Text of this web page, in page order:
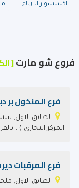
اكسسوار الازياء
فروع شو مارت[
فرع المنخول بر
الطابق الاول,
المركز التجارى ) ،
فرع المرقبات
الطابق الاول,